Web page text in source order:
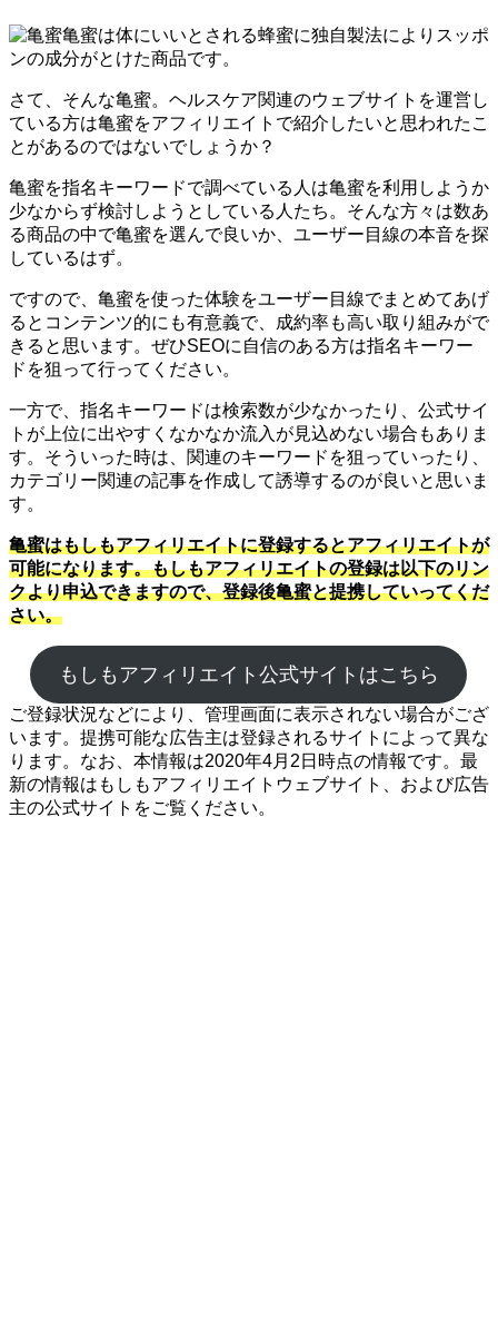
亀蜜は体にいいとされる蜂蜜に独自製法によりスッポ
ンの成分がとけた商品です。
さて、そんな亀蜜。ヘルスケア関連のウェブサイトを運営し
ている方は亀蜜をアフィリエイトで紹介したいと思われたこ
とがあるのではないでしょうか？
亀蜜を指名キーワードで調べている人は亀蜜を利用しようか
少なからず検討しようとしている人たち。そんな方々は数あ
る商品の中で亀蜜を選んで良いか、ユーザー目線の本音を探
しているはず。
ですので、亀蜜を使った体験をユーザー目線でまとめてあげ
るとコンテンツ的にも有意義で、成約率も高い取り組みがで
きると思います。ぜひSEOに自信のある方は指名キーワー
ドを狙って行ってください。
一方で、指名キーワードは検索数が少なかったり、公式サイ
トが上位に出やすくなかなか流入が見込めない場合もありま
す。そういった時は、関連のキーワードを狙っていったり、
カテゴリー関連の記事を作成して誘導するのが良いと思いま
す。
亀蜜はもしもアフィリエイトに登録するとアフィリエイトが
可能になります。もしもアフィリエイトの登録は以下のリン
クより申込できますので、登録後亀蜜と提携していってくだ
さい。
もしもアフィリエイト公式サイトはこちら
ご登録状況などにより、管理画面に表示されない場合がござ
います。提携可能な広告主は登録されるサイトによって異な
ります。なお、本情報は2020年4月2日時点の情報です。最
新の情報はもしもアフィリエイトウェブサイト、および広告
主の公式サイトをご覧ください。